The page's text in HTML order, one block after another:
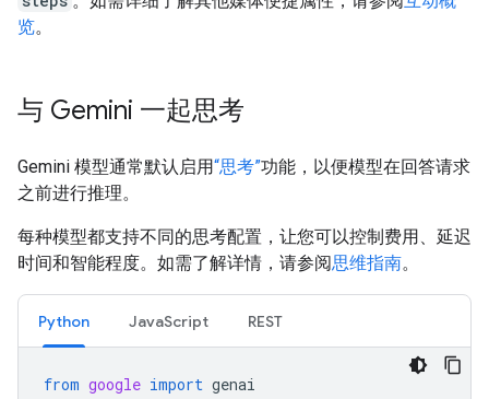
览。
与 Gemini 一起思考
Gemini 模型通常默认启用“思考”功能，以便模型在回答请求
之前进行推理。
每种模型都支持不同的思考配置，让您可以控制费用、延迟
时间和智能程度。如需了解详情，请参阅思维指南。
Python JavaScript REST
from google import genai